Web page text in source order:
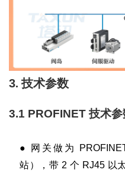
3. 技术参数
3.1 PROFINET技术参
● 网关做为
站），带 2 个 RJ45 以